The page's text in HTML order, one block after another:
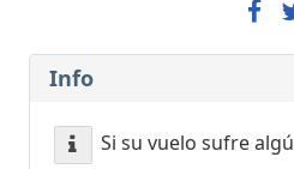
Info
Si su vuelo sufre